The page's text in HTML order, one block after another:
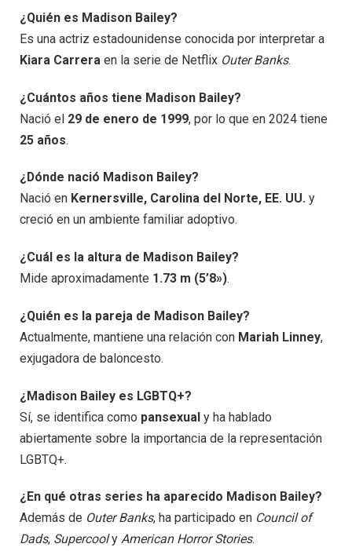
¿Quién es Madison Bailey?
Es una actriz estadounidense conocida por interpretar a
Kiara Carrera en la serie de Netflix Outer Banks.
¿Cuántos años tiene Madison Bailey?
Nació el 29 de enero de 1999, por lo que en 2024 tiene
25 años.
¿Dónde nació Madison Bailey?
Nació en Kernersville, Carolina del Norte, EE. UU. y
creció en un ambiente familiar adoptivo.
¿Cuál es la altura de Madison Bailey?
Mide aproximadamente 1.73 m (5’8»).
¿Quién es la pareja de Madison Bailey?
Actualmente, mantiene una relación con Mariah Linney,
exjugadora de baloncesto.
¿Madison Bailey es LGBTQ+?
Sí, se identifica como pansexual y ha hablado
abiertamente sobre la importancia de la representación
LGBTQ+.
¿En qué otras series ha aparecido Madison Bailey?
Además de Outer Banks, ha participado en Council of
Dads, Supercooly American Horror Stories.